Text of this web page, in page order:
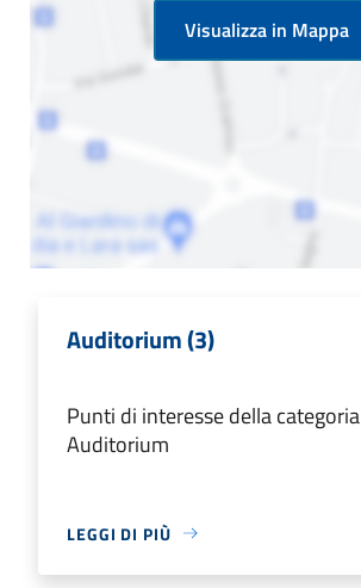
Visualizza in Mappa
Auditorium (3)
Punti di interesse della categoria
Auditorium
LEGGI DI PIÙ